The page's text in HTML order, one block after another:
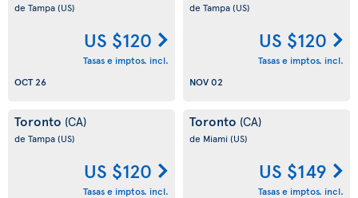
de Tampa(US)
US $120
Tasas e imptos. incl.
OCT 26
de Tampa(US)
US $120
Tasas e imptos. incl.
NOV 02
Toronto (CA)
de Tampa(US)
US $120
Tasas e imptos. incl.
Toronto (CA)
de Miami(US)
US $149
Tasas e imptos. incl.